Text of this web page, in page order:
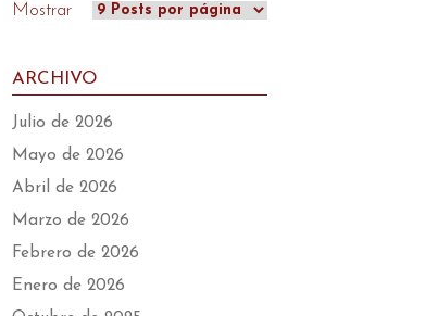
Mostrar
ARCHIVO
Julio de 2026
Mayo de 2026
Abril de 2026
Marzo de 2026
Febrero de 2026
Enero de 2026